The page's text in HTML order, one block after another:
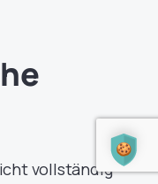
vollständig